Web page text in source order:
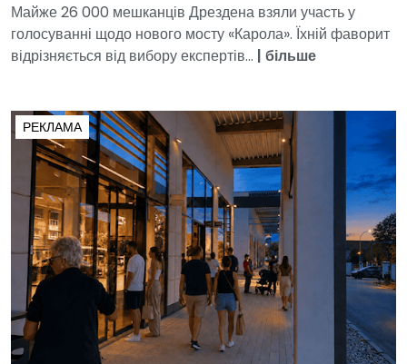
Майже 26 000 мешканців Дрездена взяли участь у
голосуванні щодо нового мосту «Карола». Їхній фаворит
відрізняється від вибору експертів... | більше
РЕКЛАМА